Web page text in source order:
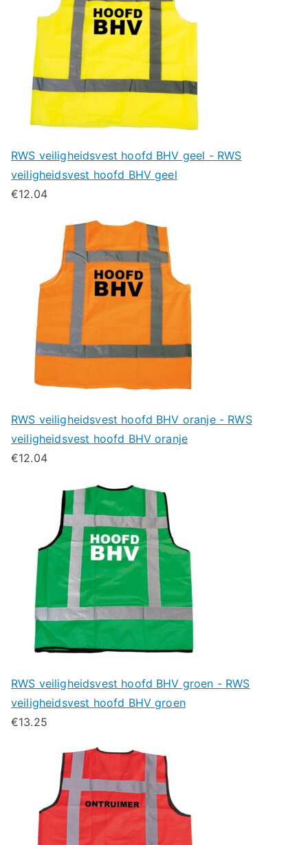
RWS veiligheidsvest hoofd BHV geel - RWS
veiligheidsvest hoofd BHV geel
€12.04
RWS veiligheidsvest hoofd BHV oranje - RWS
veiligheidsvest hoofd BHV oranje
€12.04
RWS veiligheidsvest hoofd BHV groen - RWS
veiligheidsvest hoofd BHV groen
€13.25